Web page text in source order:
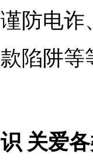
防电
陷阱
关爱